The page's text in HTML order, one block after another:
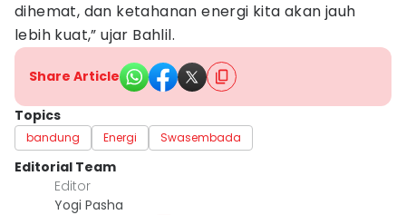
dihemat, dan ketahanan energi kita akan jauh
lebih kuat,” ujar Bahlil.
Share Article
Topics
bandung Energi Swasembada
Editorial Team
Editor
Yogi Pasha